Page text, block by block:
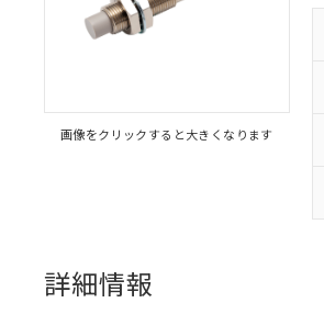
画像をクリックすると大きくなります
詳細情報